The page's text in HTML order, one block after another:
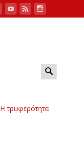
Search
for:
Η τρυφερότητα